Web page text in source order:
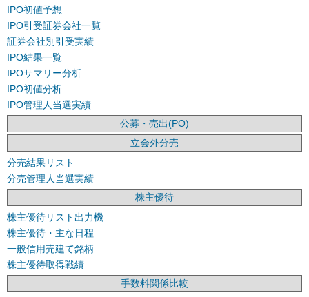
IPO初値予想
IPO引受証券会社一覧
証券会社別引受実績
IPO結果一覧
IPOサマリー分析
IPO初値分析
IPO管理人当選実績
公募・売出(PO)
立会外分売
分売結果リスト
分売管理人当選実績
株主優待
株主優待リスト出力機
株主優待・主な日程
一般信用売建て銘柄
株主優待取得戦績
手数料関係比較